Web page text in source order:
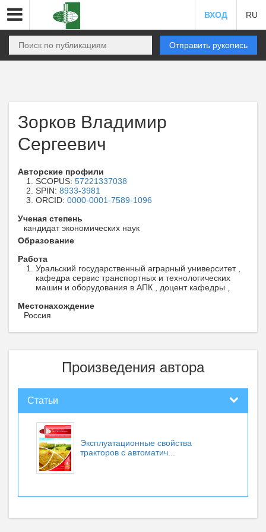
ВХОД RU
Отправить рукопись
Зорков Владимир
Сергеевич
Авторские профили
SCOPUS: 57221337038
SPIN: 8933-3981
ORCID: 0000-0001-7589-1096
Ученая степень
кандидат экономических наук
Образование
Работа
Уральский государственный аграрный университет ,
кафедра сервис транспортных и технологических
машин и оборудования в АПК , доцент кафедры ,
Местонахождение
Россия
Произведения автора
Статьи
Эксплуатационные свойства
тракторов с автоматич...